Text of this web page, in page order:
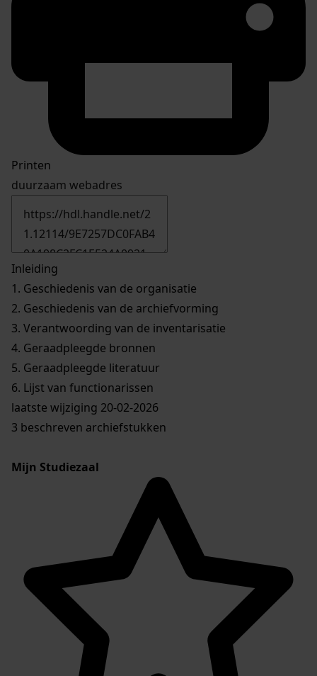
Printen
duurzaam webadres
Inleiding
1. Geschiedenis van de organisatie
2. Geschiedenis van de archiefvorming
3. Verantwoording van de inventarisatie
4. Geraadpleegde bronnen
5. Geraadpleegde literatuur
6. Lijst van functionarissen
laatste wijziging 20-02-2026
3 beschreven archiefstukken
Mijn Studiezaal